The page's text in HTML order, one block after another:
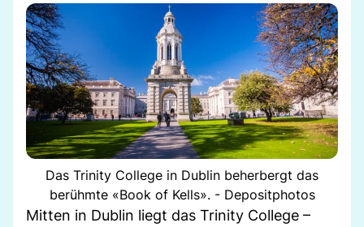
Das Trinity College in Dublin beherbergt das
berühmte «Book of Kells». - Depositphotos
Mitten in Dublin liegt das Trinity College –